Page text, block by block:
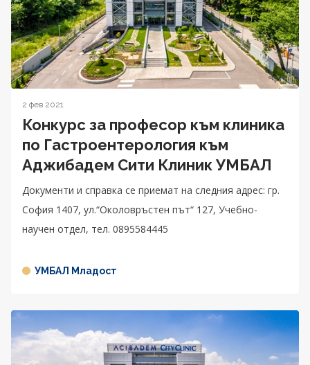
2 фев 2021
Конкурс за професор към клиника
по Гастроентерология към
Аджибадем Сити Клиник УМБАЛ
Документи и справка се приемат на следния адрес: гр.
София 1407, ул.“Околовръстен път“ 127, Учебно-
научен отдел, тел. 0895584445
УМБАЛ Младост